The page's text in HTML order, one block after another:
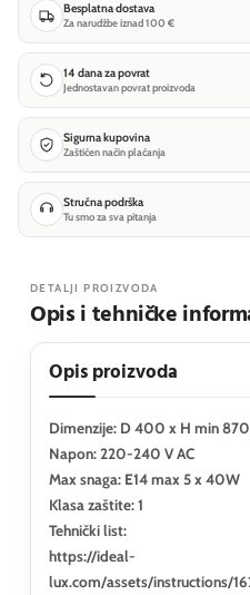
Besplatna dostava
Za narudžbe iznad 100 €
14 dana za povrat
Jednostavan povrat proizvoda
Sigurna kupovina
Zaštićen način plaćanja
Stručna podrška
Tu smo za sva pitanja
DETALJI PROIZVODA
Opis i tehničke
Opis proizvoda
Dimenzije: D 400 x H min
Napon: 220-240 V AC
Max snaga: E14 max 5 x 40W
Klasa zaštite: 1
Tehnički list:
https://ideal-
lux.com/assets/instructions/